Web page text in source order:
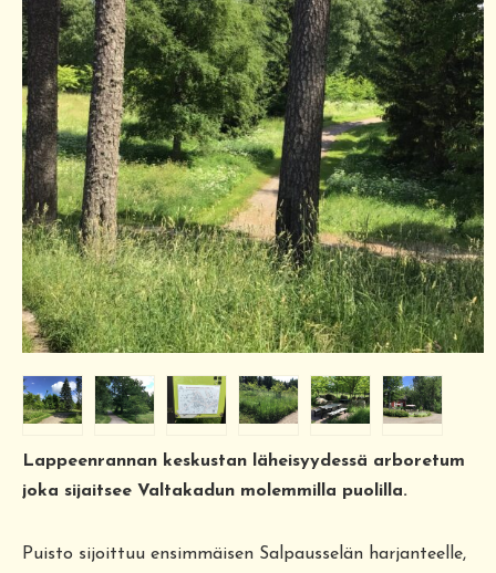
Lappeenrannan keskustan läheisyydessä arboretum
joka sijaitsee Valtakadun molemmilla puolilla.
Puisto sijoittuu ensimmäisen Salpausselän harjanteelle,